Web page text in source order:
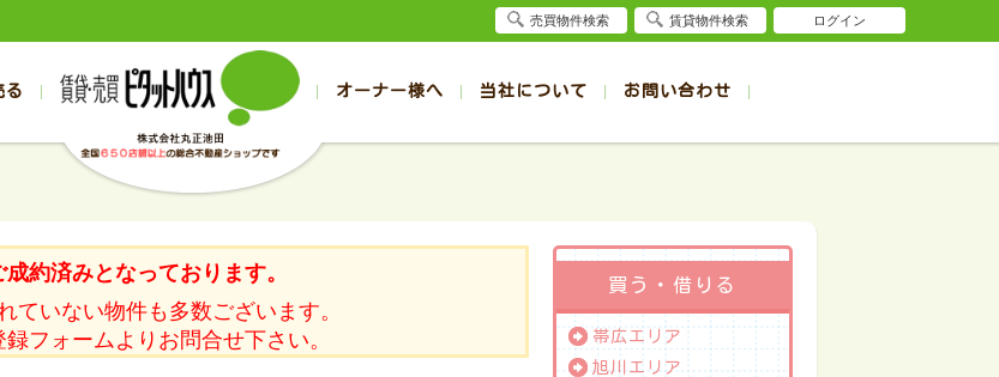
売買
建て
建て
ション
帯広の1000万～2000万円
帯広の2000万～3000万円
帯広の3000万～4000万円
帯広の4000万以上
帯広の賃貸アパート
帯広の1DK～1LDK賃貸
帯広の2K～2LDK賃貸
帯広の3K～3LDK賃貸
帯広の4K以上賃貸
売買
建て
建て
ション
旭川の1000万～2000万円
旭川の2000万～3000万円
旭川の3000万～4000万円
旭川の4000万以上
旭川の賃貸アパート
旭川の1DK～1LDK賃貸
旭川の2K～2LDK賃貸
旭川の3K～3LDK賃貸
旭川の4K以上賃貸
る オーナー様へ 当社について
スタッフブログ お客様の声
お問い合わせ
売却のお問合せ 入居者様ページ
約済みとなっております。
ていない物件も多数ございます。
フォームよりお問合せ下さい。
買う・借りる
帯広エリア
旭川エリア
売買物件検索 賃貸物件検索 ログイン